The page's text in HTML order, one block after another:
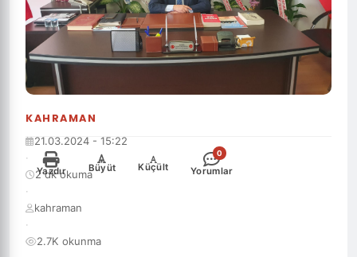
KAHRAMAN
21.03.2024 - 15:22
·
2 dk okuma
·
kahraman
·
2.7K okunma
Yazdır
+
Büyüt
-
Küçült
0
Yorumlar